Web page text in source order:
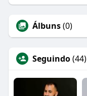
Álbuns(0)
Seguindo(44)